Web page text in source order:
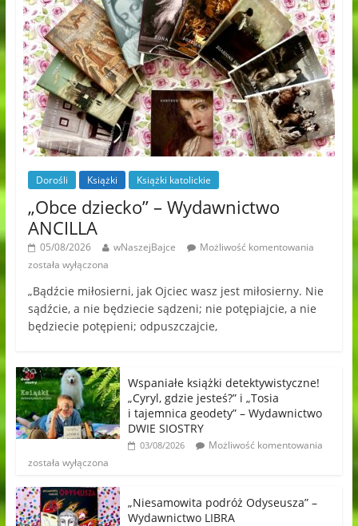
Dorośli Książki Książki katolickie
„Obce dziecko” – Wydawnictwo
ANCILLA
05/08/2026 wNaszejBajce
Możliwość komentowania
została wyłączona
„Bądźcie miłosierni, jak Ojciec wasz jest miłosierny. Nie
sądźcie, a nie będziecie sądzeni; nie potępiajcie, a nie
będziecie potępieni; odpuszczajcie,
Wspaniałe książki detektywistyczne!
„Cyryl, gdzie jesteś?” i „Tosia
i tajemnica geodety” – Wydawnictwo
DWIE SIOSTRY
03/08/2026
Możliwość komentowania
została wyłączona
„Niesamowita podróż Odyseusza” –
Wydawnictwo LIBRA